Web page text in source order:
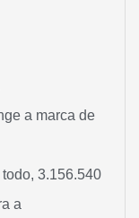
a marca de
3.156.540
a